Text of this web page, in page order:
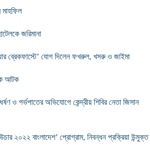
মাহফিল
জরিমানা
ব্রেকফাস্টে’ যোগ দিলেন ফখরুল, খসরু ও জাইমা
আটক
ও গর্ভপাতের অভিযোগে কেন্দ্রীয় শিবির নেতা জিসান
২০২২ বাংলাদেশ’ প্রোগ্রাম, নিবন্ধন প্রক্রিয়া উন্মুক্ত